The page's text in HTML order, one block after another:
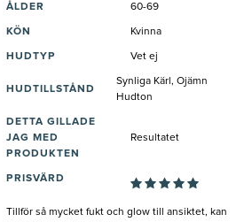
ÅLDER 60-69
KÖN Kvinna
HUDTYP Vet ej
HUDTILLSTÅND
Synliga Kärl, Ojämn
Hudton
DETTA GILLADE
JAG MED
PRODUKTEN
Resultatet
PRISVÄRD
Tillför så mycket fukt och glow till ansiktet, kan